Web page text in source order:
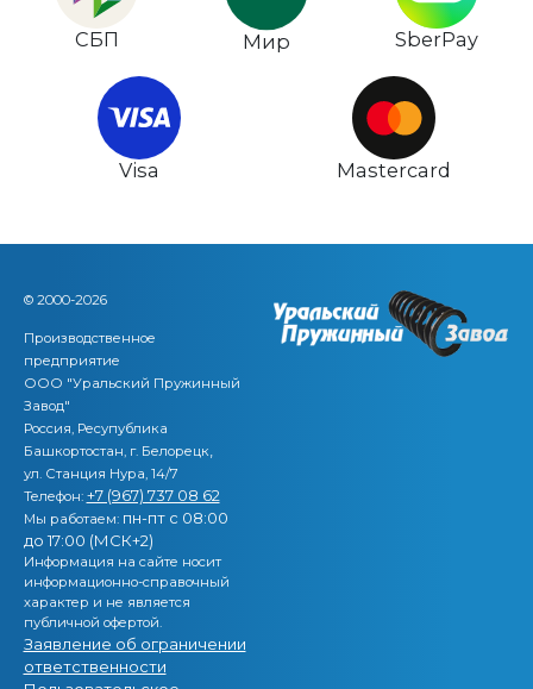
СБП Мир SberPay
Visa Mastercard
© 2000-2026
Производственное
предприятие
ООО "Уральский Пружинный
Завод"
Россия, Ресупублика
Башкортостан, г. Белорецк,
ул. Станция Нура, 14/7
Телефон: +7 (967) 737 08 62
Мы работаем: пн-пт с 08:00
до 17:00 (МСК+2)
Информация на сайте носит
информационно-справочный
характер и не является
публичной офертой.
Заявление об ограничении
ответственности